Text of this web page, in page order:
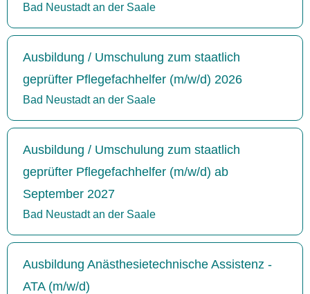
Bad Neustadt an der Saale
Ausbildung / Umschulung zum staatlich
geprüfter Pflegefachhelfer (m/w/d) 2026
Bad Neustadt an der Saale
Ausbildung / Umschulung zum staatlich
geprüfter Pflegefachhelfer (m/w/d) ab
September 2027
Bad Neustadt an der Saale
Ausbildung Anästhesietechnische Assistenz -
ATA (m/w/d)